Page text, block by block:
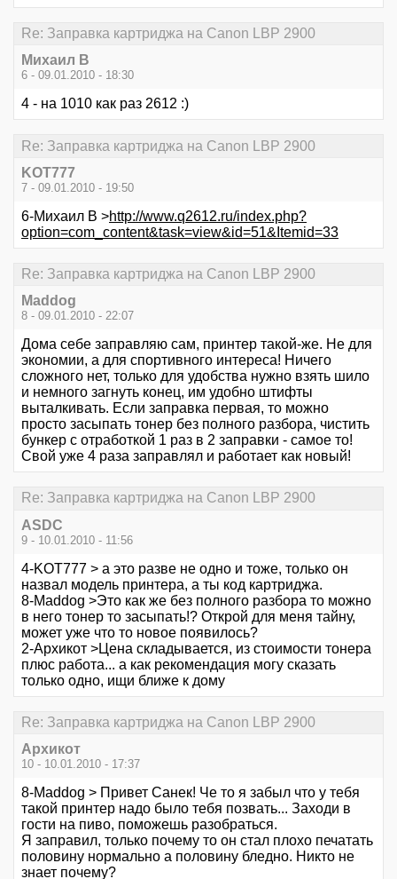
Re: Заправка картриджа на Canon LBP 2900
Михаил В
6 - 09.01.2010 - 18:30
4 - на 1010 как раз 2612 :)
Re: Заправка картриджа на Canon LBP 2900
KOT777
7 - 09.01.2010 - 19:50
6-Михаил В >http://www.q2612.ru/index.php?
option=com_content&task=view&id=51&Itemid=33
Re: Заправка картриджа на Canon LBP 2900
Maddog
8 - 09.01.2010 - 22:07
Дома себе заправляю сам, принтер такой-же. Не для
экономии, а для спортивного интереса! Ничего
сложного нет, только для удобства нужно взять шило
и немного загнуть конец, им удобно штифты
выталкивать. Если заправка первая, то можно
просто засыпать тонер без полного разбора, чистить
бункер с отработкой 1 раз в 2 заправки - самое то!
Свой уже 4 раза заправлял и работает как новый!
Re: Заправка картриджа на Canon LBP 2900
ASDC
9 - 10.01.2010 - 11:56
4-KOT777 > а это разве не одно и тоже, только он
назвал модель принтера, а ты код картриджа.
8-Maddog >Это как же без полного разбора то можно
в него тонер то засыпать!? Открой для меня тайну,
может уже что то новое появилось?
2-Архикот >Цена складывается, из стоимости тонера
плюс работа... а как рекомендация могу сказать
только одно, ищи ближе к дому
Re: Заправка картриджа на Canon LBP 2900
Архикот
10 - 10.01.2010 - 17:37
8-Maddog > Привет Санек! Че то я забыл что у тебя
такой принтер надо было тебя позвать... Заходи в
гости на пиво, поможешь разобраться.
Я заправил, только почему то он стал плохо печатать
половину нормально а половину бледно. Никто не
знает почему?